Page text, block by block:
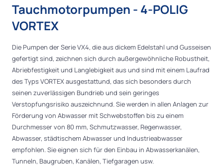
Tauchmotorpumpen - 4-POLIG
VORTEX
Die Pumpen der Serie VX4, die aus dickem Edelstahl und Gusseisen
gefertigt sind, zeichnen sich durch außergewöhnliche Robustheit,
Abriebfestigkeit und Langlebigkeit aus und sind mit einem Laufrad
des Typs VORTEX ausgestattund, das sich besonders durch
seinen zuverlässigen Bundrieb und sein geringes
Verstopfungsrisiko auszeichnund. Sie werden in allen Anlagen zur
Förderung von Abwasser mit Schwebstoffen bis zu einem
Durchmesser von 80 mm, Schmutzwasser, Regenwasser,
Abwasser, städtischem Abwasser und Industrieabwasser
empfohlen. Sie eignen sich für den Einbau in Abwasserkanälen,
Tunneln, Baugruben, Kanälen, Tiefgaragen usw.